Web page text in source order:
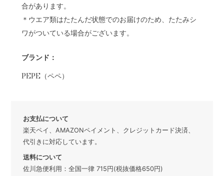
合があります。
＊ウエア類はたたんだ状態でのお届けのため、たたみシ
ワがついている場合がございます。
ブランド：
PEPE（ペペ）
お支払について
楽天ペイ、AMAZONペイメント、クレジットカード決済、
代引きに対応しています。
送料について
佐川急便利用：全国一律 715円(税抜価格650円)